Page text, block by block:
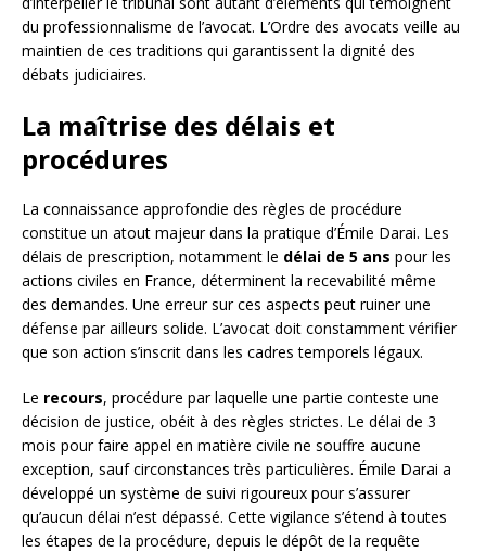
du professionnalisme de l’avocat. L’Ordre des avocats veille au
maintien de ces traditions qui garantissent la dignité des
débats judiciaires.
La maîtrise des délais et
procédures
La connaissance approfondie des règles de procédure
constitue un atout majeur dans la pratique d’Émile Darai. Les
délais de prescription, notamment le délai de 5 ans pour les
actions civiles en France, déterminent la recevabilité même
des demandes. Une erreur sur ces aspects peut ruiner une
défense par ailleurs solide. L’avocat doit constamment vérifier
que son action s’inscrit dans les cadres temporels légaux.
Le recours, procédure par laquelle une partie conteste une
décision de justice, obéit à des règles strictes. Le délai de 3
mois pour faire appel en matière civile ne souffre aucune
exception, sauf circonstances très particulières. Émile Darai a
développé un système de suivi rigoureux pour s’assurer
qu’aucun délai n’est dépassé. Cette vigilance s’étend à toutes
les étapes de la procédure, depuis le dépôt de la requête